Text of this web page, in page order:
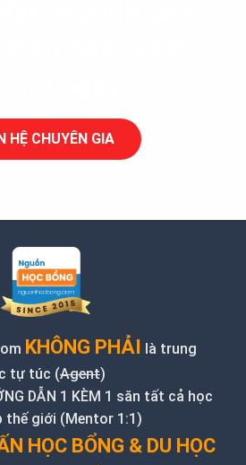
HỆ CHUYÊN GIA
KHÔNG PHẢI
là trung
tự túc (Agent)
DẪN 1 KÈM 1 săn tất cả học
thế giới (Mentor 1:1)
HỌC BỔNG & DU HỌC